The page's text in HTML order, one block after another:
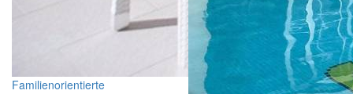
Familienorientierte